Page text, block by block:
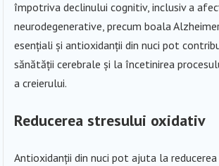
împotriva declinului cognitiv, inclusiv a
neurodegenerative, precum boala
esențiali și antioxidanții din nuci pot
sănătății cerebrale și la încetinirea
a creierului.
Reducerea stresului oxidativ
Antioxidanții din nuci pot ajuta la